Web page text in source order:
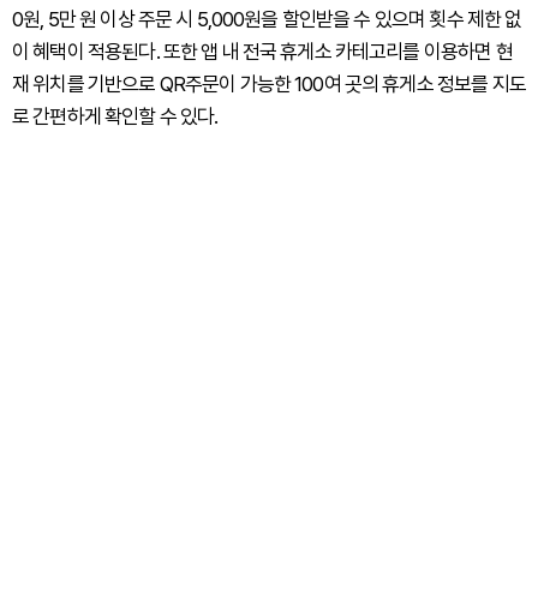
0원, 5만 원 이상 주문 시 5,000원을 할인받을 수 있으며 횟수 제한 없
이 혜택이 적용된다. 또한 앱 내 전국 휴게소 카테고리를 이용하면 현
재 위치를 기반으로 QR주문이 가능한 100여 곳의 휴게소 정보를 지도
로 간편하게 확인할 수 있다.